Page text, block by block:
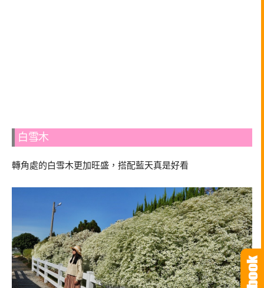
白雪木
轉角處的白雪木更加旺盛，搭配藍天真是好看